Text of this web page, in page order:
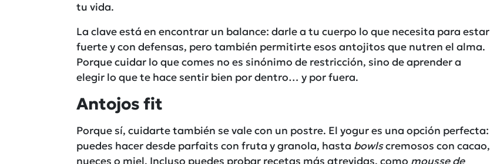
tu vida.
La clave está en encontrar un balance: darle a tu cuerpo lo que necesita para estar
fuerte y con defensas, pero también permitirte esos antojitos que nutren el alma.
Porque cuidar lo que comes no es sinónimo de restricción, sino de aprender a
elegir lo que te hace sentir bien por dentro… y por fuera.
Antojos fit
Porque sí, cuidarte también se vale con un postre. El yogur es una opción perfecta:
puedes hacer desde parfaits con fruta y granola, hasta bowlscremosos con cacao,
nueces o miel. Incluso puedes probar recetas más atrevidas, como mousse de